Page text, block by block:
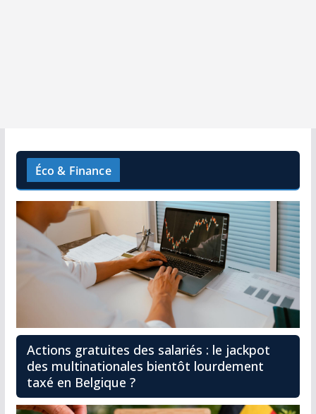
Éco & Finance
Actions gratuites des salariés : le jackpot
des multinationales bientôt lourdement
taxé en Belgique ?